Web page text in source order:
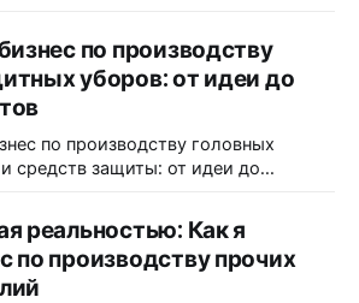
по производству
уборов: от идеи до
по производству головных
средств защиты: от идеи до
реальностью: Как я
по производству прочих